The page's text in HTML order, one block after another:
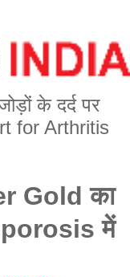
के दर्द पर
for Arthritis
Gold का
में